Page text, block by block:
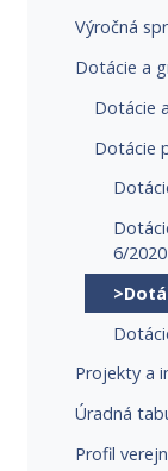
Výročná
Dotácie a
Dotácie
Dotácie
6/2020
Projekty a
Úradná
Profil